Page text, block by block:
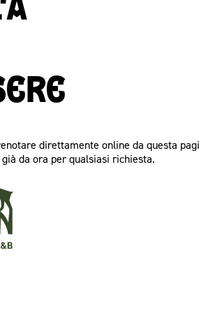
direttamente online da questa
da ora per qualsiasi richiesta.